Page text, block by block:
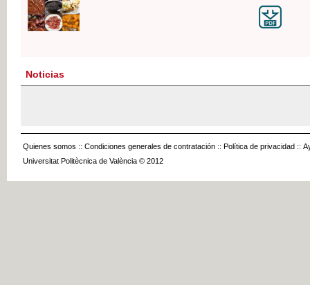
Noticias
Quienes somos :: Condiciones generales de contratación :: Política de privacidad ::
Universitat Politècnica de València © 2012